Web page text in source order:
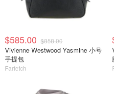
$585.00 $858.00
Vivienne Westwood Yasmine 小号
手提包
Farfetch